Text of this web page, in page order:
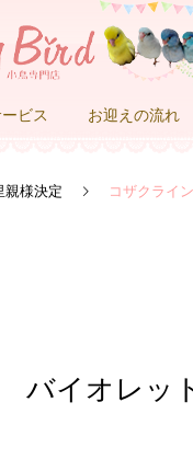
ビス お迎えの流れ
親様決定 コザクライ
バイオレッ